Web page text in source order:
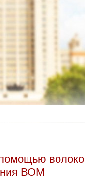
ВОМ